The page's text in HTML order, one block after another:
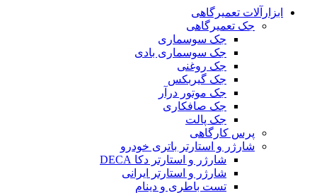
ابزارآلات تعمیرگاهی
جک تعمیرگاهی
جک سوسماری
جک سوسماری بادی
جک روغنی
جک گیربکس
جک موتور درآر
جک صافکاری
جک پالت
پرس کارگاهی
شارژر و استارتر باتری خودرو
شارژر و استارتر دکا DECA
شارژر و استارتر ایرانی
تست باطری و دینام